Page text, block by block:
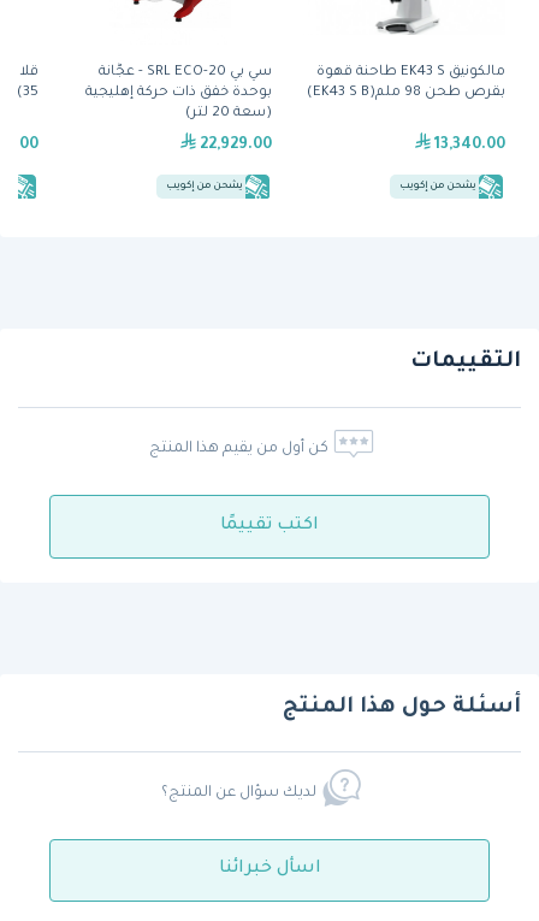
مالكونيق EK43 S طاحنة قهوة
بقرص طحن 98 ملم(EK43 S B)
13,340.00
يشحن من إكويب
سي بي SRL ECO-20 - عجَّانة
بوحدة خفق ذات حركة إهليجية
(سعة 20 لتر)
22,929.00
يشحن من إكويب
35) من توستماستر
التقييمات
كن أول من يقيم هذا المنتج
اكتب تقييمًا
أسئلة حول هذا المنتج
لديك سؤال عن المنتج؟
اسأل خبرائنا